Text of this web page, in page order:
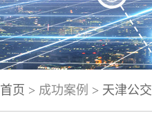
首页 > 成功案例 > 天津公交